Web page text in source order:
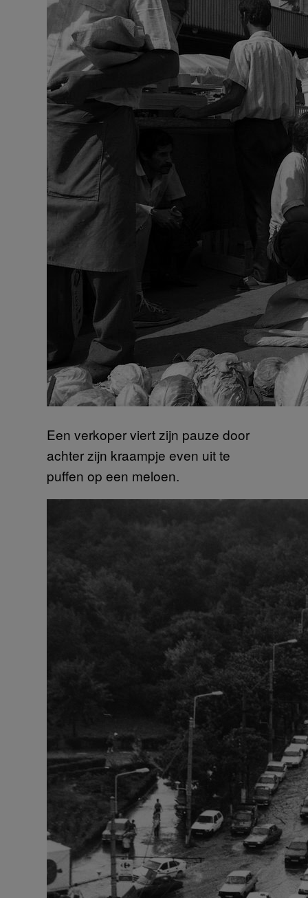
Een verkoper viert zijn pauze door
achter zijn kraampje even uit te
puffen op een meloen.